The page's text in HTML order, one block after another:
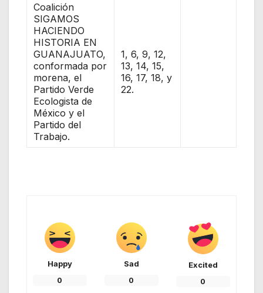
Coalición
SIGAMOS
HACIENDO
HISTORIA EN
GUANAJUATO,
conformada por
morena, el
Partido Verde
Ecologista de
México y el
Partido del
Trabajo.
1, 6, 9, 12,
13, 14, 15,
16, 17, 18, y
22.
Happy
0
Sad
0
Excited
0